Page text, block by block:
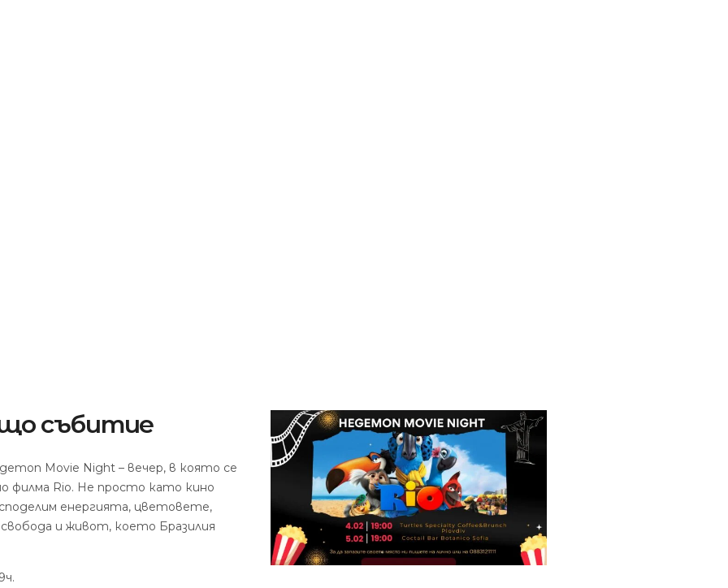
събитие
Movie Night – вечер, в която се
филма Rio. Не просто като кино
енергията, цветовете,
и живот, което Бразилия